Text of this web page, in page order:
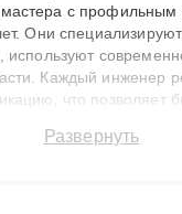
с профильным
Они
используют
Каждый инженер
что позволяет
до 3 лет. Наши
Развернуть